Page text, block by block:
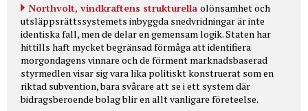
Northvolt, vindkraftens strukturella olönsamhet och
utsläppsrättssystemets inbyggda snedvridningar är inte
identiska fall, men de delar en gemensam logik. Staten har
hittills haft mycket begränsad förmåga att identifiera
morgondagens vinnare och de förment marknadsbaserad
styrmedlen visar sig vara lika politiskt konstruerat som en
riktad subvention, bara svårare att se i ett system där
bidragsberoende bolag blir en allt vanligare företeelse.